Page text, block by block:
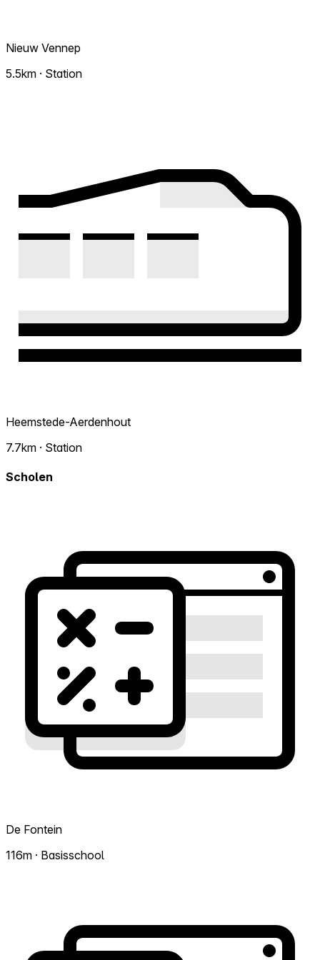
Nieuw Vennep
5.5km · Station
Heemstede-Aerdenhout
7.7km · Station
Scholen
De Fontein
116m · Basisschool